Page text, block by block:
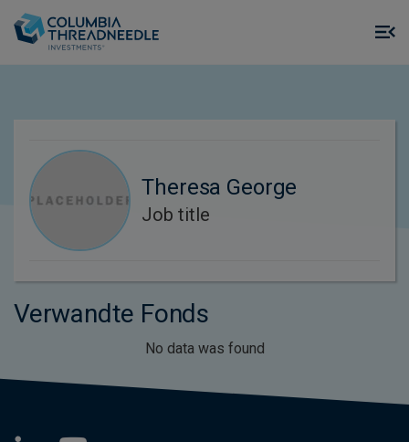
Theresa George
Job title
Verwandte Fonds
No data was found